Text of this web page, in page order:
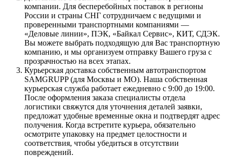
компании. Для бесперебойных поставок в регионы
России и страны СНГ сотрудничаем с ведущими и
проверенными транспортными компаниями —
«Деловые линии», ПЭК, «Байкал Сервис», КИТ, СДЭК.
Вы можете выбрать подходящую для Вас транспортную
компанию, и мы организуем отправку Вашего груза с
прозрачностью на всех этапах.
Курьерская доставка собственным автотранспортом
SAMGRUPP (для Москвы и МО). Наша собственная
курьерская служба работает ежедневно с 9:00 до 19:00.
После оформления заказа специалисты отдела
логистики свяжутся для уточнения деталей заявки,
предложат удобные временные окна и подтвердят адрес
получения. Когда встретите курьера, обязательно
осмотрите упаковку на предмет целостности и
соответствия, чтобы убедиться в отсутствии
повреждений.